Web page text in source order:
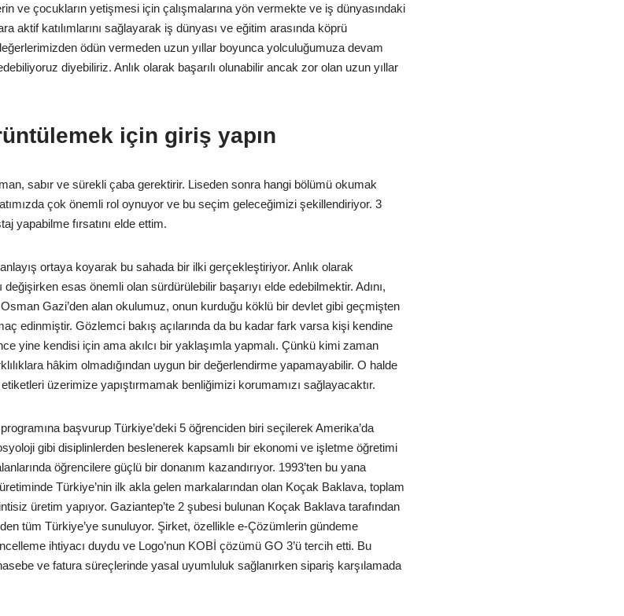
ve çocukların yetişmesi için çalışmalarına yön vermekte ve iş dünyasındaki
aktif katılımlarını sağlayarak iş dünyası ve eğitim arasında köprü
ödün vermeden uzun yıllar boyunca yolculuğumuza devam
diyebiliriz. Anlık olarak başarılı olunabilir ancak zor olan uzun yıllar
için giriş yapın
sabır ve sürekli çaba gerektirir. Liseden sonra hangi bölümü okumak
çok önemli rol oynuyor ve bu seçim geleceğimizi şekillendiriyor. 3
yapabilme fırsatını elde ettim.
ortaya koyarak bu sahada bir ilki gerçekleştiriyor. Anlık olarak
değişirken esas önemli olan sürdürülebilir başarıyı elde edebilmektir. Adını,
Gazi’den alan okulumuz, onun kurduğu köklü bir devlet gibi geçmişten
edinmiştir. Gözlemci bakış açılarında da bu kadar fark varsa kişi kendine
yine kendisi için ama akılcı bir yaklaşımla yapmalı. Çünkü kimi zaman
hâkim olmadığından uygun bir değerlendirme yapamayabilir. O halde
üzerimize yapıştırmamak benliğimizi korumamızı sağlayacaktır.
başvurup Türkiye’deki 5 öğrenciden biri seçilerek Amerika’da
gibi disiplinlerden beslenerek kapsamlı bir ekonomi ve işletme öğretimi
öğrencilere güçlü bir donanım kazandırıyor. 1993’ten bu yana
Türkiye’nin ilk akla gelen markalarından olan Koçak Baklava, toplam
üretim yapıyor. Gaziantep’te 2 şubesi bulunan Koçak Baklava tarafından
tüm Türkiye’ye sunuluyor. Şirket, özellikle e-Çözümlerin gündeme
ihtiyacı duydu ve Logo’nun KOBİ çözümü GO 3’ü tercih etti. Bu
ve fatura süreçlerinde yasal uyumluluk sağlanırken sipariş karşılamada